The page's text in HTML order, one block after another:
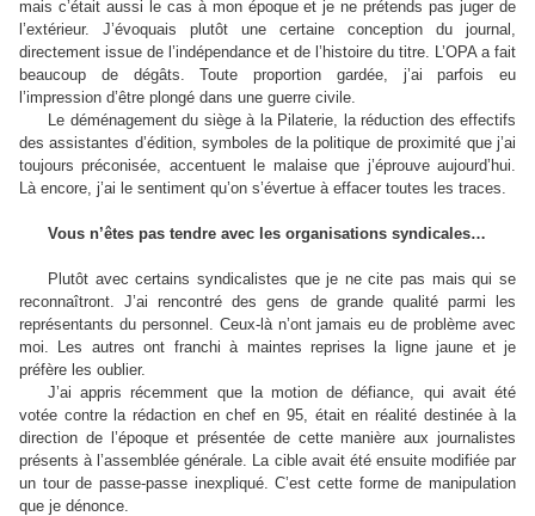
mais c’était aussi le cas à mon époque et je ne prétends pas juger de
l’extérieur. J’évoquais plutôt une certaine conception du journal,
directement issue de l’indépendance et de l’histoire du titre. L’OPA a fait
beaucoup de dégâts. Toute proportion gardée, j’ai parfois eu
l’impression d’être plongé dans une guerre civile.
Le déménagement du siège à la Pilaterie, la réduction des effectifs
des assistantes d’édition, symboles de la politique de proximité que j’ai
toujours préconisée, accentuent le malaise que j’éprouve aujourd’hui.
Là encore, j’ai le sentiment qu’on s’évertue à effacer toutes les traces.
Vous n’êtes pas tendre avec les organisations syndicales…
Plutôt avec certains syndicalistes que je ne cite pas mais qui se
reconnaîtront. J’ai rencontré des gens de grande qualité parmi les
représentants du personnel. Ceux-là n’ont jamais eu de problème avec
moi. Les autres ont franchi à maintes reprises la ligne jaune et je
préfère les oublier.
J’ai appris récemment que la motion de défiance, qui avait été
votée contre la rédaction en chef en 95, était en réalité destinée à la
direction de l’époque et présentée de cette manière aux journalistes
présents à l’assemblée générale. La cible avait été ensuite modifiée par
un tour de passe-passe inexpliqué. C’est cette forme de manipulation
que je dénonce.